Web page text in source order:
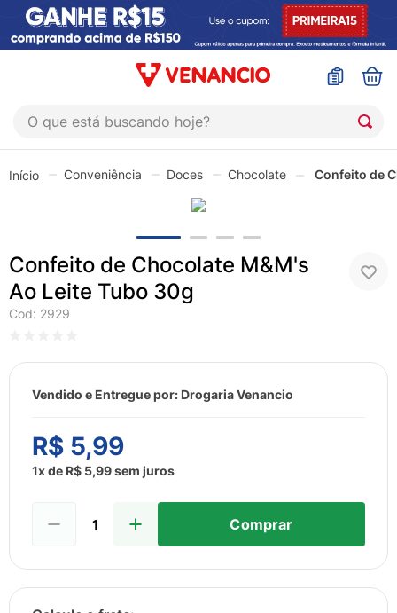
O que está buscando hoje?
Conveniência Doces Chocolate Confeito de
Confeito de Chocolate M&M's
Ao Leite Tubo 30g
Cod: 2929
Vendido e Entregue por: Drogaria Venancio
R$ 5,99
1x de R$ 5,99sem juros
Comprar
1º
coristina
4º
fly gotas
protetor solar
8º
sabonete liquido
fralda